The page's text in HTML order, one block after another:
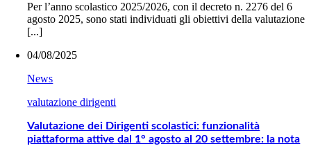
Per l’anno scolastico 2025/2026, con il decreto n. 2276 del 6
agosto 2025, sono stati individuati gli obiettivi della valutazione
[...]
04/08/2025
News
valutazione dirigenti
Valutazione dei Dirigenti scolastici: funzionalità
piattaforma attive dal 1° agosto al 20 settembre: la nota